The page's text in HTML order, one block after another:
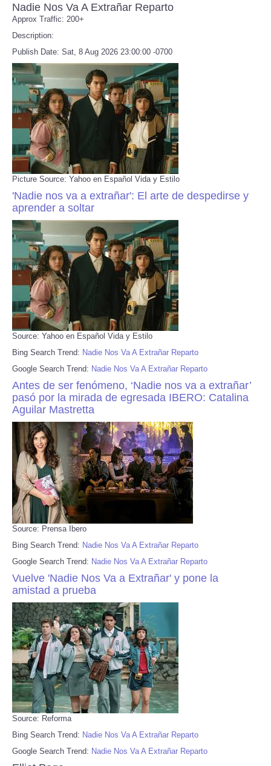
Nadie Nos Va A Extrañar Reparto
Approx Traffic: 200+
Description:
Publish Date: Sat, 8 Aug 2026 23:00:00 -0700
Picture Source: Yahoo en Español Vida y Estilo
'Nadie nos va a extrañar': El arte de despedirse y
aprender a soltar
Source: Yahoo en Español Vida y Estilo
Bing Search Trend: Nadie Nos Va A Extrañar Reparto
Google Search Trend: Nadie Nos Va A Extrañar Reparto
Antes de ser fenómeno, ‘Nadie nos va a extrañar’
pasó por la mirada de egresada IBERO: Catalina
Aguilar Mastretta
Source: Prensa Ibero
Bing Search Trend: Nadie Nos Va A Extrañar Reparto
Google Search Trend: Nadie Nos Va A Extrañar Reparto
Vuelve 'Nadie Nos Va a Extrañar' y pone la
amistad a prueba
Source: Reforma
Bing Search Trend: Nadie Nos Va A Extrañar Reparto
Google Search Trend: Nadie Nos Va A Extrañar Reparto